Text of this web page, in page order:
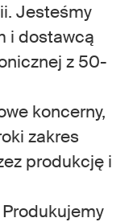
Jesteśmy
i dostawcą
z 50-
koncerny,
zakres
produkcję i